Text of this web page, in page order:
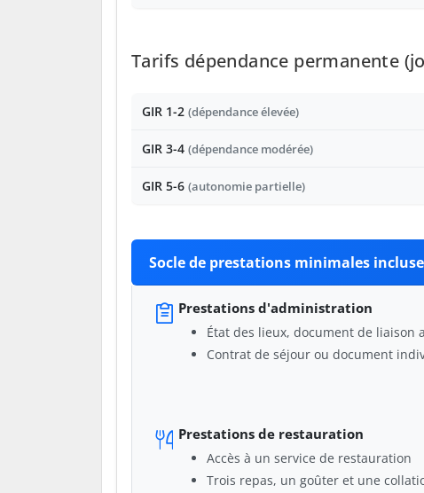
Tarifs dépendance permanente
GIR 1-2 (dépendance élevée)
GIR 3-4 (dépendance modérée)
GIR 5-6 (autonomie partielle)
Socle de prestations minimales
Prestations d'administration
État des lieux, document de liaison
Contrat de séjour ou document
Prestations de restauration
Accès à un service de restauration
Trois repas, un goûter et une